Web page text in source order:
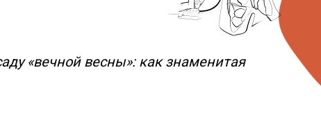
«вечной весны»: как знаменитая